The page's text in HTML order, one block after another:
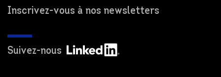
Inscrivez-vous à nos newsletters
Suivez-nous